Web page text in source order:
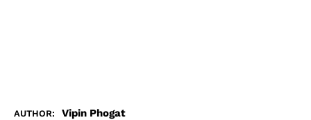
AUTHOR: Vipin Phogat